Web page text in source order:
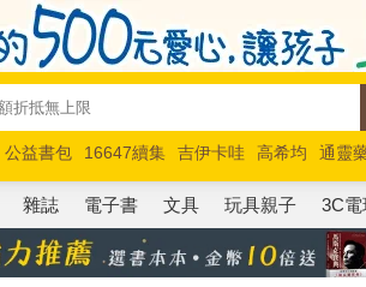
公益書包 16647續集 吉伊卡哇 高希均
通靈
馬斯克 玩具總動員5 超慢跑
雜誌 電子書 文具 玩具親子 3C電